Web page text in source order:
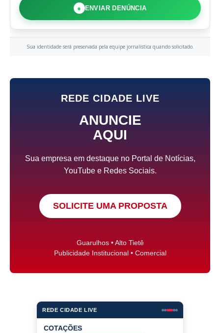
● ENVIAR DENÚNCIA
Sua identidade será preservada pela equipe jornalística quando solicitado.
REDE CIDADE LIVE
ANUNCIE
AQUI
Sua empresa em destaque no Portal de Notícias,
YouTube e Redes Sociais.
SOLICITE UMA PROPOSTA
Guarulhos • Alto Tietê
Publicidade Institucional • Comercial
REDE CIDADE LIVE
COTAÇÕES